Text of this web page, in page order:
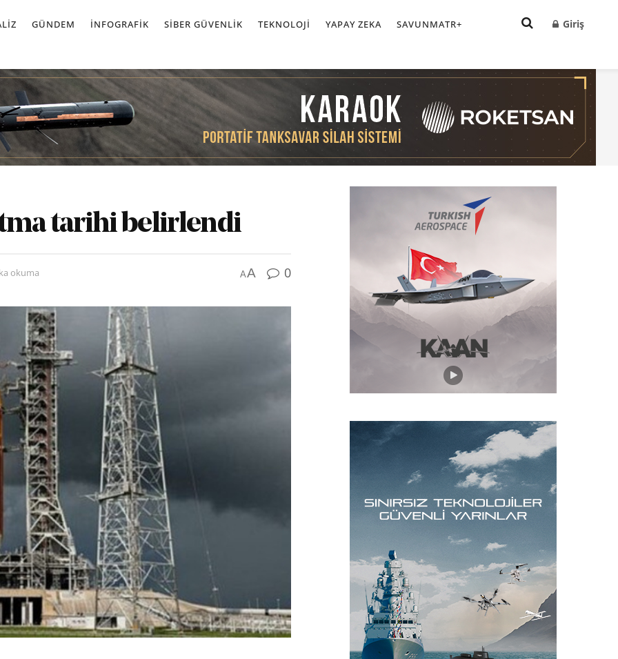
GÜNDEM İNFOGRAFIK SIBER GÜVENLIK TEKNOLOJI YAPAY ZEKA SAVUNMATR+ Giriş
tarihi belirlendi
okuma AA 0